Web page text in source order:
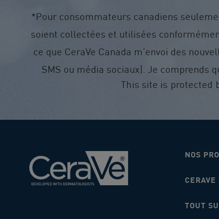
*Pour consommateurs canadiens
soient collectées et utilisées
ce que CeraVe Canada m’envoi des
SMS ou média sociaux). Je comprends
This site is protected
NOS
TOUT